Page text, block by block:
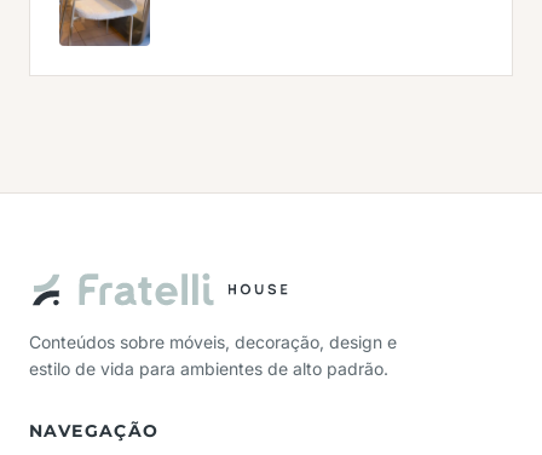
Conteúdos sobre móveis, decoração, design e
estilo de vida para ambientes de alto padrão.
NAVEGAÇÃO